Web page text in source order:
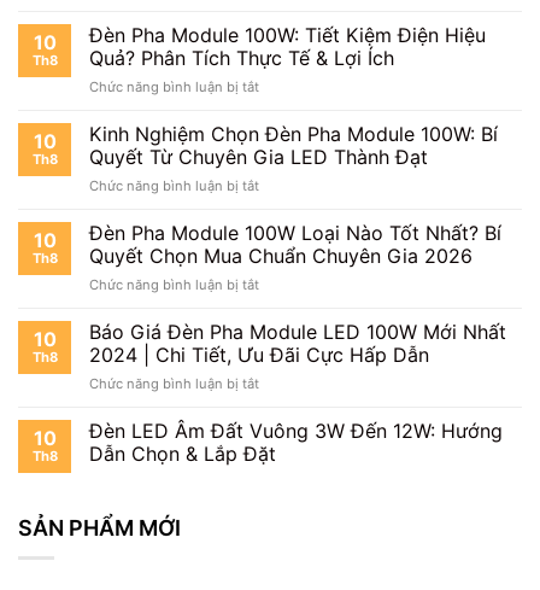
Bỉ
Mọi
Trình
Thành
Đạt
Xa
Bao
Nhiêu
Mét?
Mã
Khoảng
&
Suất
10
Th8
Đèn Pha Module 100W: Tiết Kiệm Điện Hiệu
Quả? Phân Tích Thực Tế & Lợi Ích
Chức năng bình luận bị tắtở
Pha
Module
100W:
Tiết
Điện
Hiệu
Quả?
Phân
Thực
Tế
Lợi
10
Th8
Kinh Nghiệm Chọn Đèn Pha Module 100W: Bí
Quyết Từ Chuyên Gia LED Thành Đạt
Chức năng bình luận bị tắtở
Nghiệm
Chọn
Đèn
Pha
100W:
Bí
Quyết
Từ
Gia
LED
10
Th8
Đèn Pha Module 100W Loại Nào Tốt Nhất? Bí
Quyết Chọn Mua Chuẩn Chuyên Gia 2026
Chức năng bình luận bị tắtở
Pha
Module
100W
Loại
Tốt
Nhất?
Bí
10
Th8
Báo Giá Đèn Pha Module LED 100W Mới Nhất
2024 | Chi Tiết, Ưu Đãi Cực Hấp Dẫn
Chức năng bình luận bị tắtở
Giá
Đèn
Pha
10
Th8
Đèn LED Âm Đất Vuông 3W Đến 12W: Hướng
Dẫn Chọn & Lắp Đặt
SẢN PHẨM MỚI